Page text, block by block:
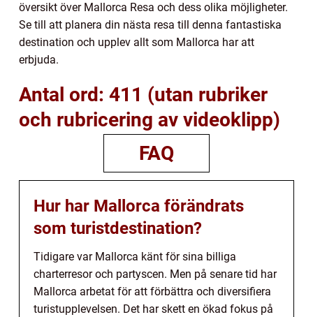
översikt över Mallorca Resa och dess olika möjligheter.
Se till att planera din nästa resa till denna fantastiska
destination och upplev allt som Mallorca har att
erbjuda.
Antal ord: 411 (utan rubriker
och rubricering av videoklipp)
FAQ
Hur har Mallorca förändrats
som turistdestination?
Tidigare var Mallorca känt för sina billiga
charterresor och partyscen. Men på senare tid har
Mallorca arbetat för att förbättra och diversifiera
turistupplevelsen. Det har skett en ökad fokus på